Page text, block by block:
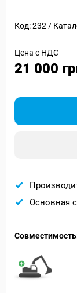
Код: 232 /
Цена с НДС
21 000
Основная